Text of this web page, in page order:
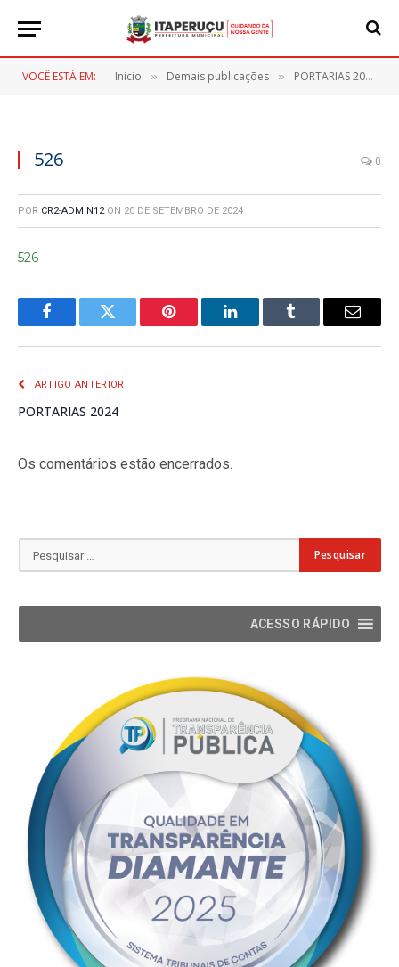
VOCÊ ESTÁ EM: Inicio » Demais publicações » PORTARIAS 2024
526 0
POR CR2-ADMIN12 ON 20 DE SETEMBRO DE 2024
526
FacebookTwitter Pinterest LinkedInTumblr
E-
ARTIGO ANTERIOR
PORTARIAS 2024
Os comentários estão encerrados.
ACESSO RÁPIDO